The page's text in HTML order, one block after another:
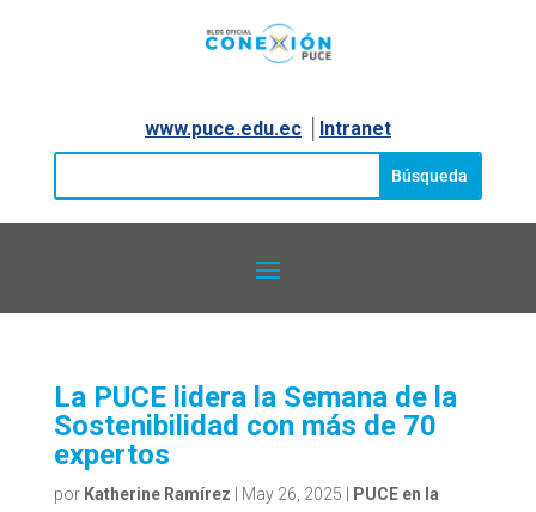
www.puce.edu.ec│ Intranet
La PUCE lidera la Semana de la
Sostenibilidad con más de 70
expertos
por Katherine Ramírez May 26, 2025
PUCE en la